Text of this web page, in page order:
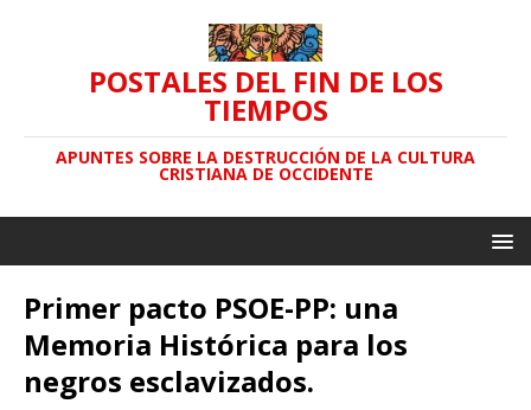
POSTALES DEL FIN DE LOS
TIEMPOS
APUNTES SOBRE LA DESTRUCCIÓN DE LA CULTURA
CRISTIANA DE OCCIDENTE
Primer pacto PSOE-PP: una
Memoria Histórica para los
negros esclavizados.